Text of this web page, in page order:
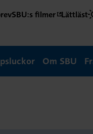
SBU:s filmer Lättläst
Om SBU